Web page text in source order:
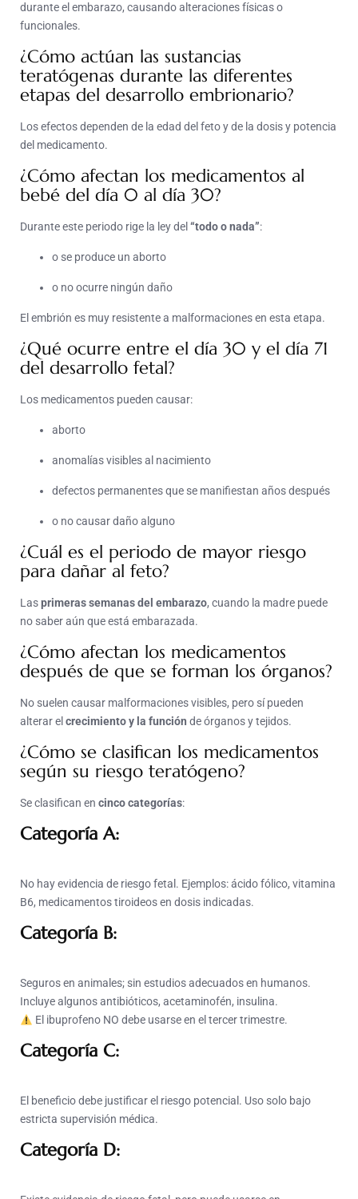
durante el embarazo, causando alteraciones físicas o
funcionales.
¿Cómo actúan las sustancias
teratógenas durante las diferentes
etapas del desarrollo embrionario?
Los efectos dependen de la edad del feto y de la dosis y potencia
del medicamento.
¿Cómo afectan los medicamentos al
bebé del día 0 al día 30?
Durante este periodo rige la ley del “todo o nada”:
o se produce un aborto
o no ocurre ningún daño
El embrión es muy resistente a malformaciones en esta etapa.
¿Qué ocurre entre el día 30 y el día 71
del desarrollo fetal?
Los medicamentos pueden causar:
aborto
anomalías visibles al nacimiento
defectos permanentes que se manifiestan años después
o no causar daño alguno
¿Cuál es el periodo de mayor riesgo
para dañar al feto?
Lasprimeras semanas del embarazo, cuando la madre puede
no saber aún que está embarazada.
¿Cómo afectan los medicamentos
después de que se forman los órganos?
No suelen causar malformaciones visibles, pero sí pueden
alterar el crecimiento y la función de órganos y tejidos.
¿Cómo se clasifican los medicamentos
según su riesgo teratógeno?
Se clasifican en cinco categorías:
Categoría A:
No hay evidencia de riesgo fetal. Ejemplos: ácido fólico, vitamina
B6, medicamentos tiroideos en dosis indicadas.
Categoría B:
Seguros en animales; sin estudios adecuados en humanos.
Incluye algunos antibióticos, acetaminofén, insulina.
El ibuprofeno NO debe usarse en el tercer trimestre.
Categoría C:
El beneficio debe justificar el riesgo potencial. Uso solo bajo
estricta supervisión médica.
Categoría D: